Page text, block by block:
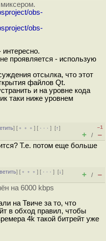
obs-
obs-
проявляется - использую
отсылка, что этот
файлов Qt.
и на уровне кода
таки ниже уровнем
] [ ﹢﹢﹢] [ · · ·][↑]
–1
+ / –
Т.е. потом еще больше
] [ ﹢﹢﹢] [ · · ·][↓]
+ / –
на 6000 kbps
на Твиче за то, что
в обход правил, чтобы
4k такой битрейт уже